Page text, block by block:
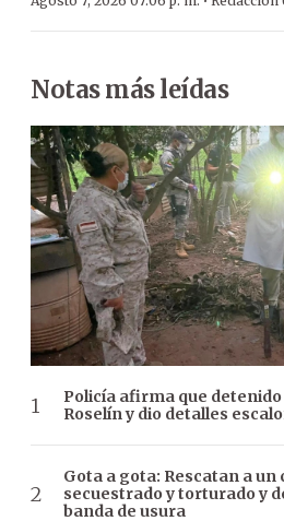
Notas más leídas
Policía afirma que
Roselín y dio detalles
Gota a gota: Rescatan a un
secuestrado y torturado y
banda de usura